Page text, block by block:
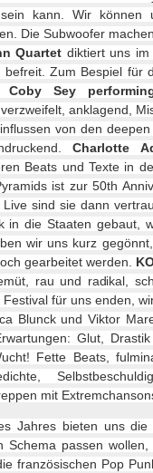
kann. Wir können
Die Subwoofer
Quartet diktiert uns
Zum Bespiel für
Coby Sey
anklagend,
von den
Charlotte
Beats und Texte in
ist zur 50th
Live sind sie dann
in die Staaten gebaut,
wir uns kurz
gearbeitet werden.
rau und radikal,
für uns enden,
Blunck und Viktor
Glut,
Fette Beats,
mit
Jahres bieten uns
Schema passen
französischen Pop